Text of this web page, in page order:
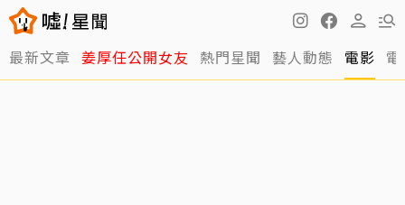
最新文章 姜厚任公開女友 熱門星聞 藝人動態 電影